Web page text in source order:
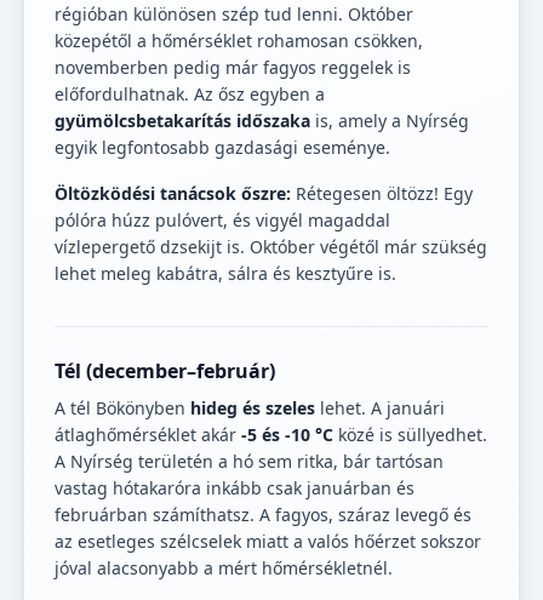
régióban különösen szép tud lenni. Október
közepétől a hőmérséklet rohamosan csökken,
novemberben pedig már fagyos reggelek is
előfordulhatnak. Az ősz egyben a
gyümölcsbetakarítás időszaka is, amely a Nyírség
egyik legfontosabb gazdasági eseménye.
Öltözködési tanácsok őszre: Rétegesen öltözz! Egy
pólóra húzz pulóvert, és vigyél magaddal
vízlepergető dzsekijt is. Október végétől már szükség
lehet meleg kabátra, sálra és kesztyűre is.
Tél (december–február)
A tél Bökönyben hideg és szeles lehet. A januári
átlaghőmérséklet akár -5 és -10 °C közé is süllyedhet.
A Nyírség területén a hó sem ritka, bár tartósan
vastag hótakaróra inkább csak januárban és
februárban számíthatsz. A fagyos, száraz levegő és
az esetleges szélcselek miatt a valós hőérzet sokszor
jóval alacsonyabb a mért hőmérsékletnél.